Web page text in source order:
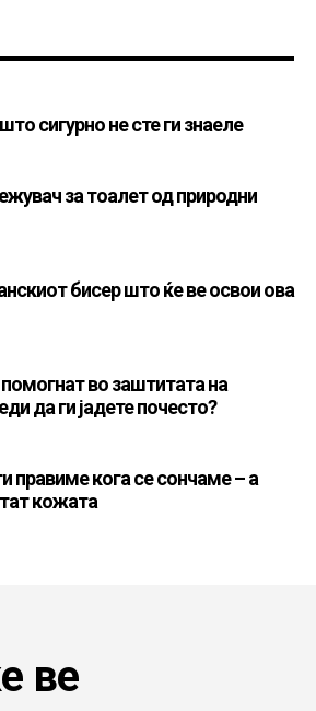
сигурно не сте ги знаеле
за тоалет од природни
бисер што ќе ве освои ова
во заштитата на
да ги јадете почесто?
правиме кога се сончаме – а
кожата
ве